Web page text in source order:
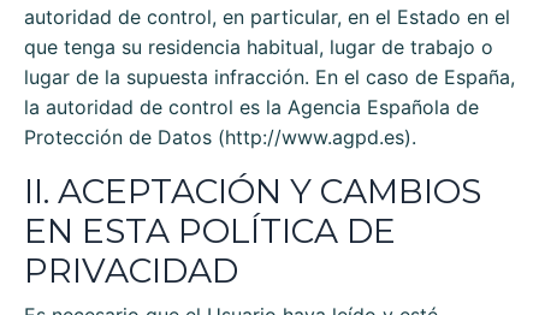
autoridad de control, en particular, en el Estado en el
que tenga su residencia habitual, lugar de trabajo o
lugar de la supuesta infracción. En el caso de España,
la autoridad de control es la Agencia Española de
Protección de Datos (http://www.agpd.es).
II. ACEPTACIÓN Y CAMBIOS
EN ESTA POLÍTICA DE
PRIVACIDAD